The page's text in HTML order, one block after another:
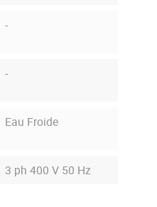
-
-
Eau Froide
3 ph 400 V 50 Hz